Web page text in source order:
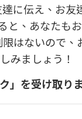
に伝え、お
と、あなたも
はないので
みましょう！
」を受け取り